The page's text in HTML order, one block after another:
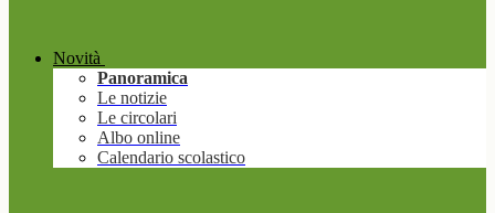
Novità
Panoramica
Le notizie
Le circolari
Albo online
Calendario scolastico